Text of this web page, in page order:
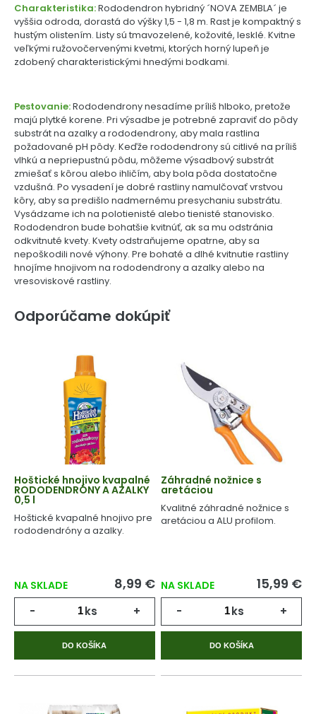
Charakteristika:Rododendron hybridný ´NOVA ZEMBLA´ je
vyššia odroda, dorastá do výšky 1,5 - 1,8 m. Rast je kompaktný s
hustým olistením. Listy sú tmavozelené, kožovité, lesklé. Kvitne
veľkými ružovočervenými kvetmi, ktorých horný lupeň je
zdobený charakteristickými hnedými bodkami.
Pestovanie:Rododendrony nesadíme príliš hlboko, pretože
majú plytké korene. Pri výsadbe je potrebné zapraviť do pôdy
substrát na azalky a rododendrony, aby mala rastlina
požadované pH pôdy. Keďže rododendrony sú citlivé na príliš
vlhkú a nepriepustnú pôdu, môžeme výsadbový substrát
zmiešať s kôrou alebo ihličím, aby bola pôda dostatočne
vzdušná. Po vysadení je dobré rastliny namulčovať vrstvou
kôry, aby sa predišlo nadmernému presychaniu substrátu.
Vysádzame ich na polotienisté alebo tienisté stanovisko.
Rododendron bude bohatšie kvitnúť, ak sa mu odstránia
odkvitnuté kvety. Kvety odstraňujeme opatrne, aby sa
nepoškodili nové výhony. Pre bohaté a dlhé kvitnutie rastliny
hnojíme hnojivom na rododendrony a azalky alebo na
vresoviskové rastliny.
Odporúčame dokúpiť
Hoštické hnojivo kvapalné
RODODENDRÓNY A AZALKY
0,5 l
Hoštické kvapalné hnojivo pre
rododendróny a azalky.
NA SKLADE 8,99 €
- ks +
DO KOŠÍKA
Záhradné nožnice s
aretáciou
Kvalitné záhradné nožnice s
aretáciou a ALU profilom.
NA SKLADE 15,99 €
- ks +
DO KOŠÍKA